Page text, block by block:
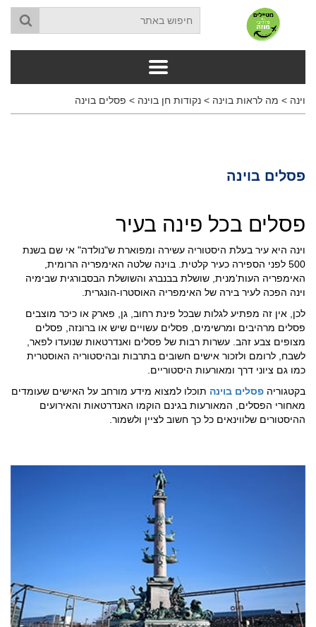
וינה > מה לראות בוינה > נקודות חן בוינה > פסלים בוינה
פסלים בוינה
פסלים בכל פינה בעיר
וינה היא עיר בעלת היסטוריה עשירה ומפוארת ש"נולדה" אי שם בשנת
500 לפני הספירה כעיר קלטית. בוינה שלטה האימפריה הרומית,
האימפריה העות'מנית, שושלת בבנברג והשושלת הבסבורגית שבימיה
וינה הפכה לעיר בירה של האימפריה האוסטרו-הונגרית.
לכן, אין זה מפתיע לגלות שבכל פינת רחוב, גן, פארק או כיכר מוצבים
פסלים מרהיבים ומרשימים, פסלים עשויים שיש או ברונזה, פסלים
מצופים צבע זהב. עשרות רבות של פסלים ואנדרטאות שנועדו לפאר,
לשבח, לרומם ולזכור אישים חשובים בתרבות ובהיסטוריה האוסטרית
כמו גם ציוני דרך ומאורעות היסטוריים.
בקטגוריה פסלים בוינה תוכלו למצוא מידע מורחב על האישים שעומדים
מאחורי הפסלים, המאורעות בגינם הוקמו האנדרטאות והאירועים
ההיסטורים שלווינאים כל כך חשוב לציין ולשמור.